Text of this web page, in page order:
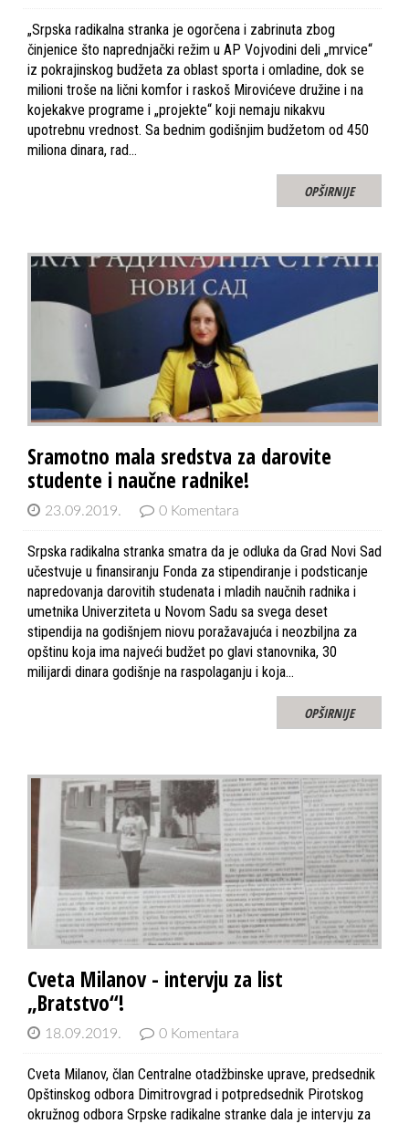
„Srpska radikalna stranka je ogorčena i zabrinuta zbog
činjenice što naprednjački režim u AP Vojvodini deli „mrvice“
iz pokrajinskog budžeta za oblast sporta i omladine, dok se
milioni troše na lični komfor i raskoš Mirovićeve družine i na
kojekakve programe i „projekte“ koji nemaju nikakvu
upotrebnu vrednost. Sa bednim godišnjim budžetom od 450
miliona dinara, rad…
OPŠIRNIJE
Sramotno mala sredstva za darovite
studente i naučne radnike!
23.09.2019. 0 Komentara
Srpska radikalna stranka smatra da je odluka da Grad Novi Sad
učestvuje u finansiranju Fonda za stipendiranje i podsticanje
napredovanja darovitih studenata i mladih naučnih radnika i
umetnika Univerziteta u Novom Sadu sa svega deset
stipendija na godišnjem niovu poražavajuća i neozbiljna za
opštinu koja ima najveći budžet po glavi stanovnika, 30
milijardi dinara godišnje na raspolaganju i koja…
OPŠIRNIJE
Cveta Milanov - intervju za list
„Bratstvo“!
18.09.2019. 0 Komentara
Cveta Milanov, član Centralne otadžbinske uprave, predsednik
Opštinskog odbora Dimitrovgrad i potpredsednik Pirotskog
okružnog odbora Srpske radikalne stranke dala je intervju za